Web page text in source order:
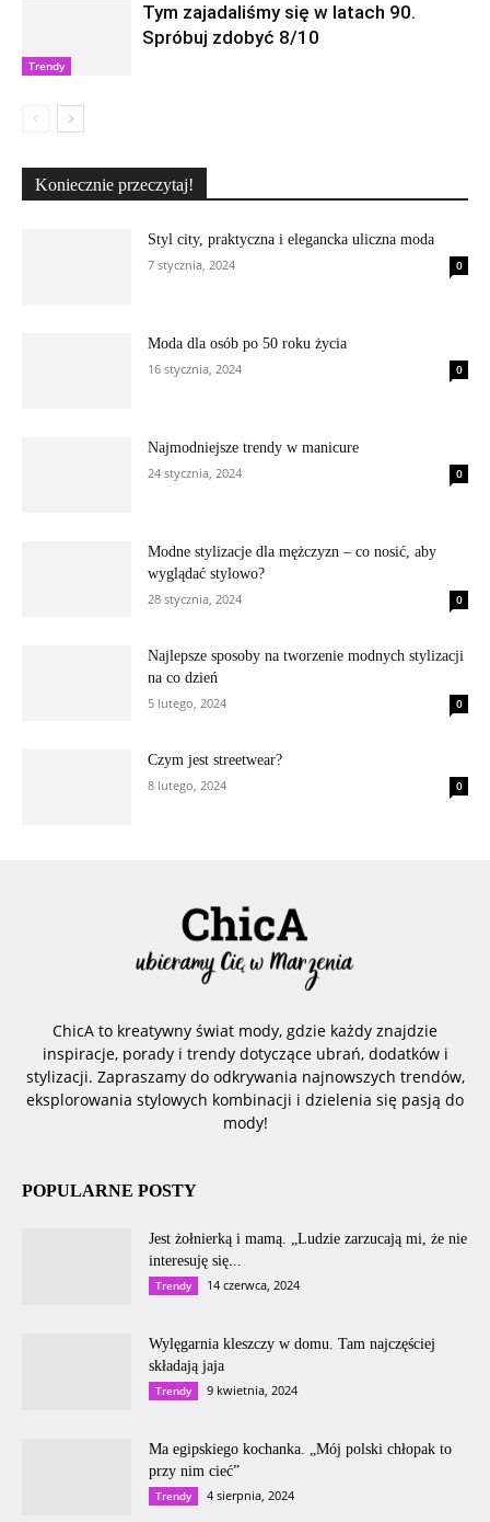
Trendy
Tym zajadaliśmy się w latach 90.
Spróbuj zdobyć 8/10
Koniecznie przeczytaj!
Styl city, praktyczna i elegancka uliczna moda
7 stycznia, 2024
0
Moda dla osób po 50 roku życia
16 stycznia, 2024
0
Najmodniejsze trendy w manicure
24 stycznia, 2024
0
Modne stylizacje dla mężczyzn – co nosić, aby
wyglądać stylowo?
28 stycznia, 2024
0
Najlepsze sposoby na tworzenie modnych stylizacji
na co dzień
5 lutego, 2024
0
Czym jest streetwear?
8 lutego, 2024
0
ChicA to kreatywny świat mody, gdzie każdy znajdzie
inspiracje, porady i trendy dotyczące ubrań, dodatków i
stylizacji. Zapraszamy do odkrywania najnowszych trendów,
eksplorowania stylowych kombinacji i dzielenia się pasją do
mody!
POPULARNE POSTY
Jest żołnierką i mamą. „Ludzie zarzucają mi, że nie
interesuję się...
Trendy 14 czerwca, 2024
Wylęgarnia kleszczy w domu. Tam najczęściej
składają jaja
Trendy 9 kwietnia, 2024
Ma egipskiego kochanka. „Mój polski chłopak to
przy nim cieć”
Trendy 4 sierpnia, 2024